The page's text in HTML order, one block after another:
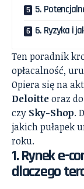
5.
6. Ryzyka i
Ten poradnik
opłacalność,
Opiera się na
Deloitteoraz
czy Sky-Shop.
jakich pułapek
roku.
1. Rynek e-
dlaczego